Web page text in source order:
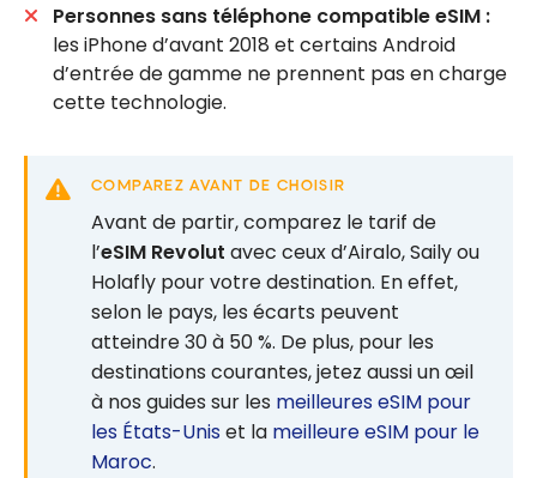
Personnes sans téléphone compatible eSIM :
les iPhone d’avant 2018 et certains Android
d’entrée de gamme ne prennent pas en charge
cette technologie.
COMPAREZ AVANT DE CHOISIR
Avant de partir, comparez le tarif de
l’eSIM Revolut avec ceux d’Airalo, Saily ou
Holafly pour votre destination. En effet,
selon le pays, les écarts peuvent
atteindre 30 à 50 %. De plus, pour les
destinations courantes, jetez aussi un œil
à nos guides sur les meilleures eSIM pour
les États-Unis et la meilleure eSIM pour le
Maroc.